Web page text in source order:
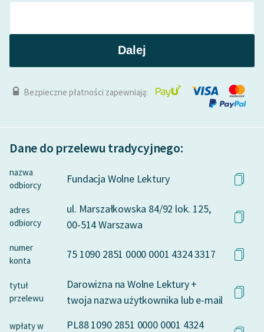
Dalej
Bezpieczne płatności zapewniają:
Dane do przelewu tradycyjnego:
nazwa
odbiorcy
Fundacja Wolne Lektury
adres
odbiorcy
ul. Marszałkowska 84/92 lok. 125,
00-514 Warszawa
numer
konta
75 1090 2851 0000 0001 4324 3317
tytuł
przelewu
Darowizna na Wolne Lektury +
twoja nazwa użytkownika lub e-mail
wpłaty w
PL88 1090 2851 0000 0001 4324